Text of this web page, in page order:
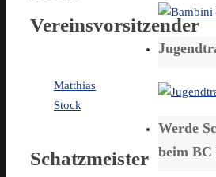
Vereinsvorsitzender
Matthias
Stock
Schatzmeister
Werde
beim BC